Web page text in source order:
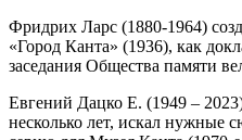
Фридрих Ларс (1880-1964)
«Город Канта» (1936), как
заседания Общества памяти
Евгений Дацко Е. (1949 –
несколько лет, искал нужные